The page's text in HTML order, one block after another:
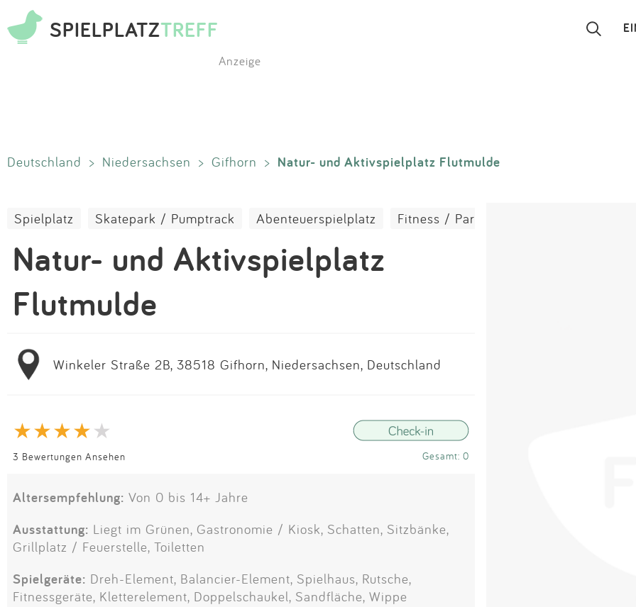
SPIELPLATZTREFF
App
Anmelden
Anzeige
Deutschland > Niedersachsen > Gifhorn > Natur- und Aktivspielplatz Flutmulde
Spielplatz Skatepark / Pumptrack Abenteuerspielplatz Fitness / Parkour
Natur- und Aktivspielplatz
Flutmulde
Winkeler Straße 2B, 38518 Gifhorn, Niedersachsen, Deutschland
3 Bewertungen Ansehen Gesamt: 0
Altersempfehlung: Von 0 bis 14+ Jahre
Ausstattung: Liegt im Grünen, Gastronomie / Kiosk, Schatten, Sitzbänke,
Grillplatz / Feuerstelle, Toiletten
Spielgeräte: Dreh-Element, Balancier-Element, Spielhaus, Rutsche,
Fitnessgeräte, Kletterelement, Doppelschaukel, Sandfläche, Wippe